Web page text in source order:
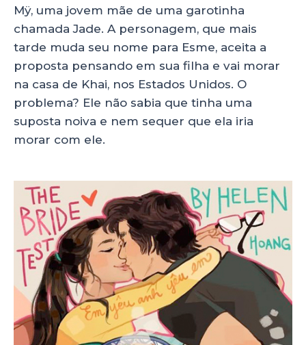
Mÿ, uma jovem mãe de uma garotinha
chamada Jade. A personagem, que mais
tarde muda seu nome para Esme, aceita a
proposta pensando em sua filha e vai morar
na casa de Khai, nos Estados Unidos. O
problema? Ele não sabia que tinha uma
suposta noiva e nem sequer que ela iria
morar com ele.